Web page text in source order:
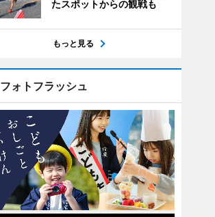
たスポットからの観戦も
もっと見る
フォトフラッシュ